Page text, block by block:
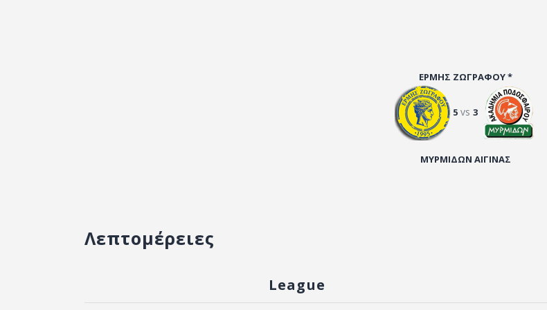
ΕΡΜΗΣ ΖΩΓΡΑΦΟΥ *
5 vs 3
ΜΥΡΜΙΔΩΝ ΑΙΓΙΝΑΣ
Λεπτομέρειες
League